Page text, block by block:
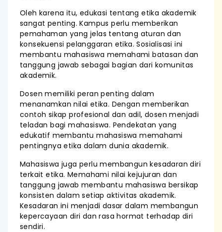
Oleh karena itu, edukasi tentang etika akademik
sangat penting. Kampus perlu memberikan
pemahaman yang jelas tentang aturan dan
konsekuensi pelanggaran etika. Sosialisasi ini
membantu mahasiswa memahami batasan dan
tanggung jawab sebagai bagian dari komunitas
akademik.
Dosen memiliki peran penting dalam
menanamkan nilai etika. Dengan memberikan
contoh sikap profesional dan adil, dosen menjadi
teladan bagi mahasiswa. Pendekatan yang
edukatif membantu mahasiswa memahami
pentingnya etika dalam dunia akademik.
Mahasiswa juga perlu membangun kesadaran diri
terkait etika. Memahami nilai kejujuran dan
tanggung jawab membantu mahasiswa bersikap
konsisten dalam setiap aktivitas akademik.
Kesadaran ini menjadi dasar dalam membangun
kepercayaan diri dan rasa hormat terhadap diri
sendiri.